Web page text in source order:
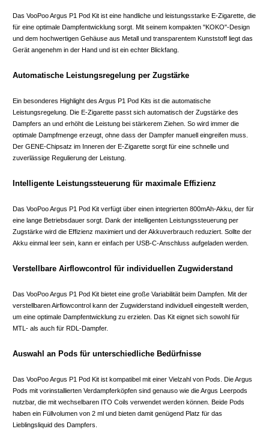
Das VooPoo Argus P1 Pod Kit ist eine handliche und leistungsstarke E-Zigarette, die
für eine optimale Dampfentwicklung sorgt. Mit seinem kompakten "KOKO"-Design
und dem hochwertigen Gehäuse aus Metall und transparentem Kunststoff liegt das
Gerät angenehm in der Hand und ist ein echter Blickfang.
Automatische Leistungsregelung per Zugstärke
Ein besonderes Highlight des Argus P1 Pod Kits ist die automatische
Leistungsregelung. Die E-Zigarette passt sich automatisch der Zugstärke des
Dampfers an und erhöht die Leistung bei stärkerem Ziehen. So wird immer die
optimale Dampfmenge erzeugt, ohne dass der Dampfer manuell eingreifen muss.
Der GENE-Chipsatz im Inneren der E-Zigarette sorgt für eine schnelle und
zuverlässige Regulierung der Leistung.
Intelligente Leistungssteuerung für maximale Effizienz
Das VooPoo Argus P1 Pod Kit verfügt über einen integrierten 800mAh-Akku, der für
eine lange Betriebsdauer sorgt. Dank der intelligenten Leistungssteuerung per
Zugstärke wird die Effizienz maximiert und der Akkuverbrauch reduziert. Sollte der
Akku einmal leer sein, kann er einfach per USB-C-Anschluss aufgeladen werden.
Verstellbare Airflowcontrol für individuellen Zugwiderstand
Das VooPoo Argus P1 Pod Kit bietet eine große Variabilität beim Dampfen. Mit der
verstellbaren Airflowcontrol kann der Zugwiderstand individuell eingestellt werden,
um eine optimale Dampfentwicklung zu erzielen. Das Kit eignet sich sowohl für
MTL- als auch für RDL-Dampfer.
Auswahl an Pods für unterschiedliche Bedürfnisse
Das VooPoo Argus P1 Pod Kit ist kompatibel mit einer Vielzahl von Pods. Die Argus
Pods mit vorinstallierten Verdampferköpfen sind genauso wie die Argus Leerpods
nutzbar, die mit wechselbaren ITO Coils verwendet werden können. Beide Pods
haben ein Füllvolumen von 2 ml und bieten damit genügend Platz für das
Lieblingsliquid des Dampfers.